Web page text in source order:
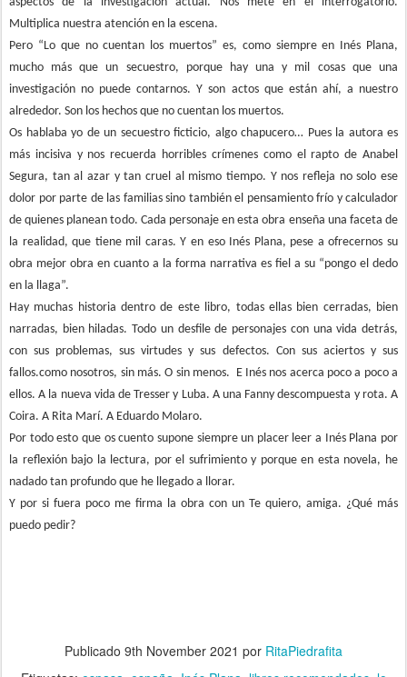
Multiplica nuestra atención en la escena.
Pero “Lo que no cuentan los muertos” es, como siempre en Inés Plana,
mucho más que un secuestro, porque hay una y mil cosas que una
investigación no puede contarnos. Y son actos que están ahí, a nuestro
alrededor. Son los hechos que no cuentan los muertos.
Os hablaba yo de un secuestro ficticio, algo chapucero… Pues la autora es
más incisiva y nos recuerda horribles crímenes como el rapto de Anabel
Segura, tan al azar y tan cruel al mismo tiempo. Y nos refleja no solo ese
dolor por parte de las familias sino también el pensamiento frío y calculador
de quienes planean todo. Cada personaje en esta obra enseña una faceta de
la realidad, que tiene mil caras. Y en eso Inés Plana, pese a ofrecernos su
obra mejor obra en cuanto a la forma narrativa es fiel a su “pongo el dedo
en la llaga”.
Hay muchas historia dentro de este libro, todas ellas bien cerradas, bien
narradas, bien hiladas. Todo un desfile de personajes con una vida detrás,
con sus problemas, sus virtudes y sus defectos. Con sus aciertos y sus
fallos.como nosotros, sin más. O sin menos. E Inés nos acerca poco a poco a
ellos. A la nueva vida de Tresser y Luba. A una Fanny descompuesta y rota. A
Coira. A Rita Marí. A Eduardo Molaro.
Por todo esto que os cuento supone siempre un placer leer a Inés Plana por
la reflexión bajo la lectura, por el sufrimiento y porque en esta novela, he
nadado tan profundo que he llegado a llorar.
Y por si fuera poco me firma la obra con un Te quiero, amiga. ¿Qué más
puedo pedir?
Publicado 9th November 2021 por RitaPiedrafita